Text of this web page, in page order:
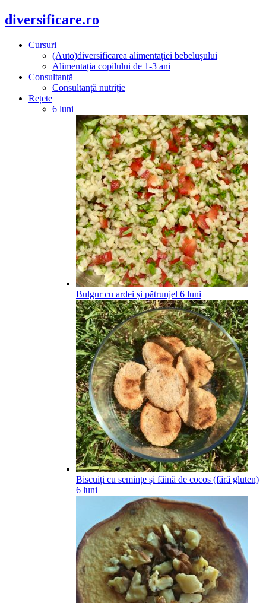
diversificare.ro
Cursuri
(Auto)diversificarea alimentației bebelușului
Alimentația copilului de 1-3 ani
Consultanță
Consultanță nutriție
Rețete
6 luni
Bulgur cu ardei și pătrunjel 6 luni
Biscuiți cu semințe și făină de cocos (fără gluten)
6 luni